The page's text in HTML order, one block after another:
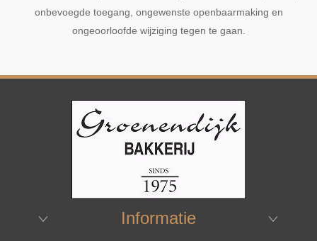
onbevoegde toegang, ongewenste openbaarmaking en
ongeoorloofde wijziging tegen te gaan.
Informatie